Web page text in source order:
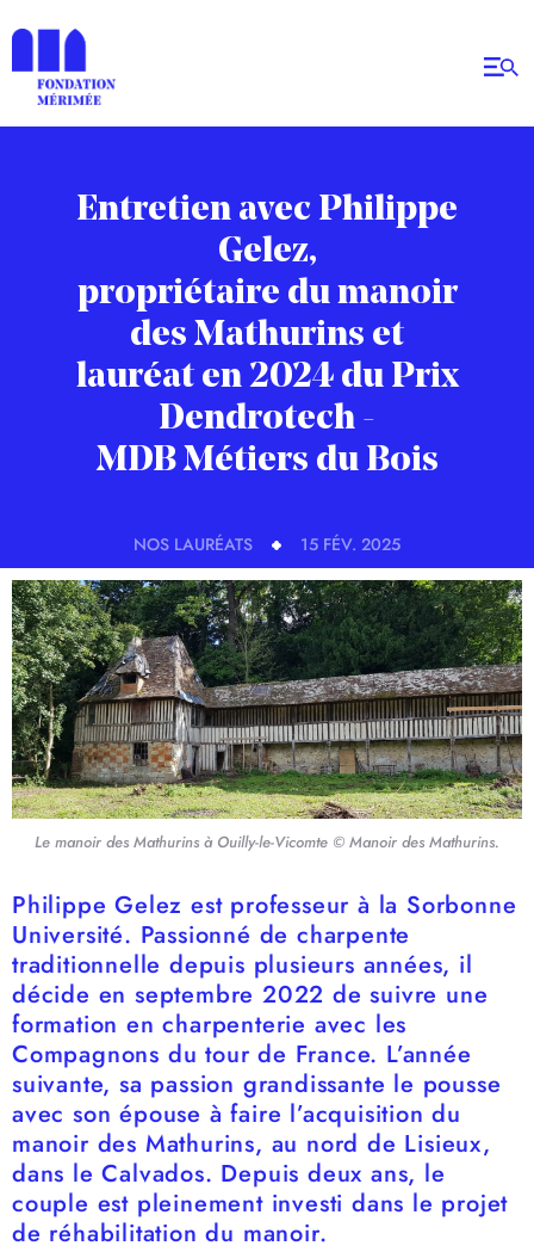
Entretien avec Philippe
Gelez,
propriétaire du manoir
des Mathurins et
lauréat en 2024 du Prix
Dendrotech -
MDB Métiers du Bois
NOS LAURÉATS 15 FÉV. 2025
Le manoir des Mathurins à Ouilly-le-Vicomte © Manoir des Mathurins.
Philippe Gelez est professeur à la Sorbonne
Université. Passionné de charpente
traditionnelle depuis plusieurs années, il
décide en septembre 2022 de suivre une
formation en charpenterie avec les
Compagnons du tour de France. L’année
suivante, sa passion grandissante le pousse
avec son épouse à faire l’acquisition du
manoir des Mathurins, au nord de Lisieux,
dans le Calvados. Depuis deux ans, le
couple est pleinement investi dans le projet
de réhabilitation du manoir.